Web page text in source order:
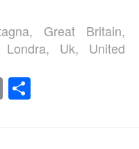
, Great Britain,
Londra, Uk, United
Email